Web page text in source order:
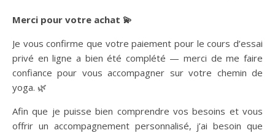
Merci pour votre achat 💫
Je vous confirme que votre paiement pour le cours d’essai
privé en ligne a bien été complété — merci de me faire
confiance pour vous accompagner sur votre chemin de
yoga. 🌿
Afin que je puisse bien comprendre vos besoins et vous
offrir un accompagnement personnalisé, j’ai besoin que